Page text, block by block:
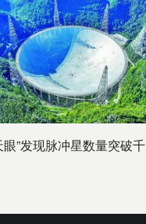
眼”发现脉冲星数量突破千